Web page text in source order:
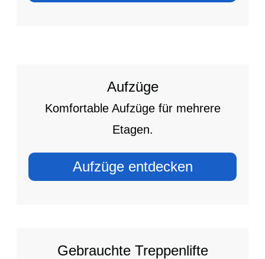
Aufzüge
Komfortable Aufzüge für mehrere
Etagen.
Aufzüge entdecken
Gebrauchte Treppenlifte